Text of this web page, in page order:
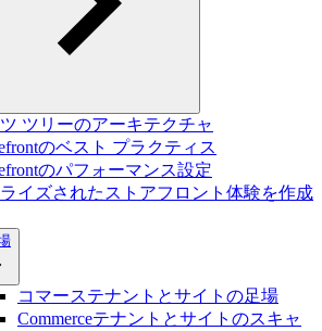
ツリーのアーキテクチャ
のベスト プラクティス
のパフォーマンス設定
イズされたストアフロント体験を作成
コマーステナントとサイトの足場
Commerceテナントとサイトのスキャ